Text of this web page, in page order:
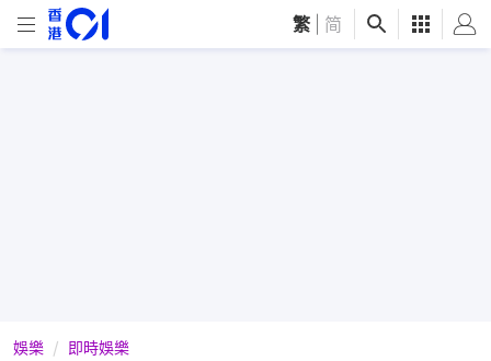
繁 简
娛樂 即時娛樂